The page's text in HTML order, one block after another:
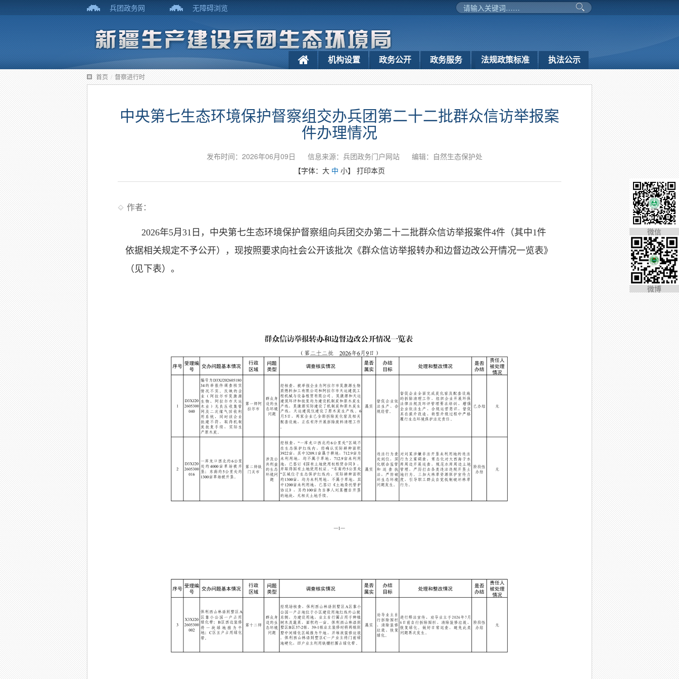
兵团政务网 无障碍浏览
机构设置 政务公开 政务服务 法规政策标准 执法公示
首页 / 督察进行时
中央第七生态环境保护督察组交办兵团第二十二批群众信访举报案
件办理情况
发布时间：2026年06月09日 信息来源：兵团政务门户网站
编辑：自然生态保护处
【字体： 大 中 小】 打印本页
作者：
2026年5月31日，中央第七生态环境保护督察组向兵团交办第二十二批群众信访举报案件4件（其中1件
依据相关规定不予公开），现按照要求向社会公开该批次《群众信访举报转办和边督边改公开情况一览表》
（见下表）。
微信
微博